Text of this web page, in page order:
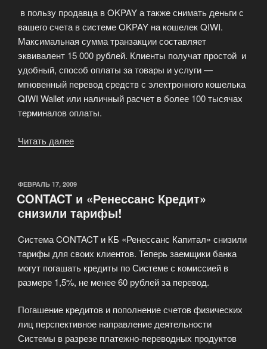
в пользу продавца в OKPAY а также снимать деньги с
вашего счета в системеOKPAY на кошелек QIWI.
Максимальная сумма транзакции составляет
эквивалент 15 000 рублей. Клиенты получат простой и
удобный, способ оплаты за товары и услуги —
мгновенный перевод средств с электронного кошелька
QIWI Wallet или наличный расчет в более 100 тысячах
терминалов оплаты.
Читать далее
Wallet»
ОПУБЛИКОВАНО
ФЕВРАЛЬ 17, 2009
CONTACT и «Ренессанс Кредит»
снизили тарифы!
Cистема CONTACT и КБ «Ренессанс Капитал» снизили
тарифы для своих клиентов. Теперь заемщики банка
могут погашать кредиты по Системе с комиссией в
размере 1,5%, не менее 60 рублей за перевод.
Погашение кредитов и пополнение счетов физических
лиц перспективное направление деятельности
Системы в разрезе платежно-переводных продуктов